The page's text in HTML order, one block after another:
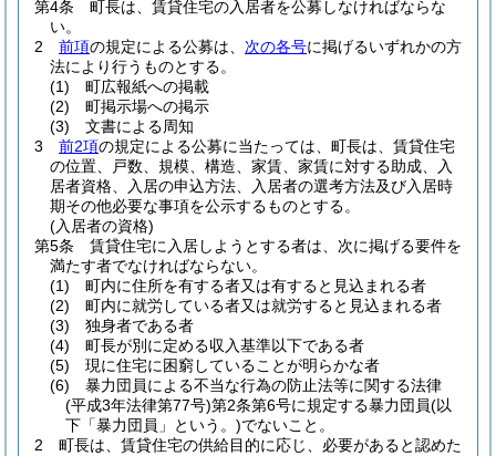
第4条
町長は、賃貸住宅の入居者を公募しなければならな
い。
2
前項の規定による公募は、 次の各号に掲げるいずれかの方
法により行うものとする。
(1)
町広報紙への掲載
(2)
町掲示場への掲示
(3)
文書による周知
3
前2項の規定による公募に当たっては、町長は、賃貸住宅
の位置、戸数、規模、構造、家賃、家賃に対する助成、入
居者資格、入居の申込方法、入居者の選考方法及び入居時
期その他必要な事項を公示するものとする。
(入居者の資格)
第5条
賃貸住宅に入居しようとする者は、次に掲げる要件を
満たす者でなければならない。
(1)
町内に住所を有する者又は有すると見込まれる者
(2)
町内に就労している者又は就労すると見込まれる者
(3)
独身者である者
(4)
町長が別に定める収入基準以下である者
(5)
現に住宅に困窮していることが明らかな者
(6)
暴力団員による不当な行為の防止法等に関する法律
(平成3年法律第77号)第2条第6号に規定する暴力団員(以
下「暴力団員」という。)でないこと。
2
町長は、賃貸住宅の供給目的に応じ、必要があると認めた